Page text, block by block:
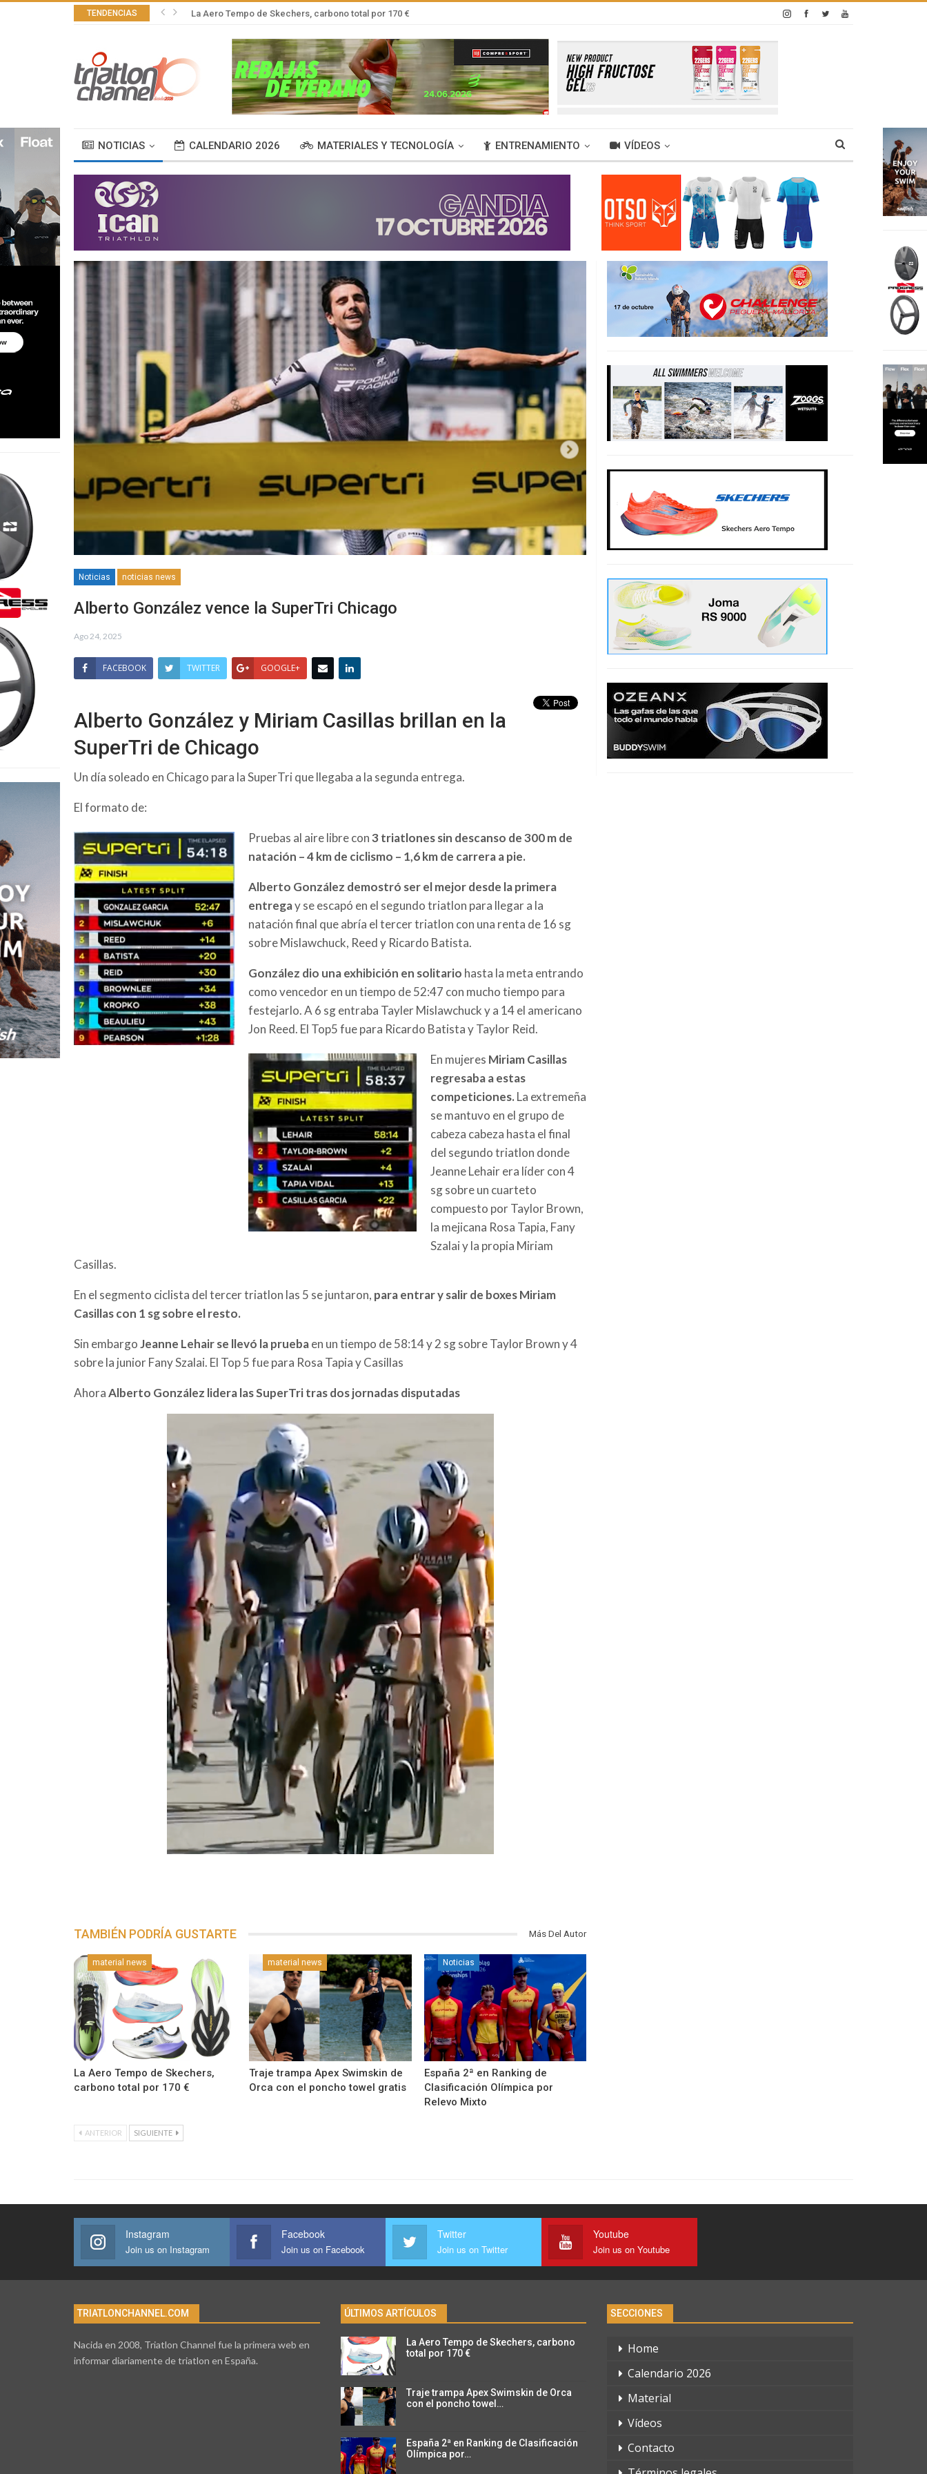
TENDENCIAS La Aero Tempo de Skechers, carbono total por 170 €
NOTICIAS CALENDARIO 2026 MATERIALES Y TECNOLOGÍA ENTRENAMIENTO VÍDEOS
Noticias noticias news
Alberto González vence la SuperTri Chicago
Ago 24, 2025
FACEBOOK TWITTER GOOGLE+
Alberto González y Miriam Casillas brillan en la
SuperTri de Chicago
Un día soleado en Chicago para la SuperTri que llegaba a la segunda entrega.
El formato de:
Pruebas al aire libre con3 triatlones sin descanso de 300 m de
natación – 4 km de ciclismo – 1,6 km de carrera a pie.
Alberto González demostró ser el mejor desde la primera
entregay se escapó en el segundo triatlon para llegar a la
natación final que abría el tercer triatlon con una renta de 16 sg
sobre Mislawchuck, Reed y Ricardo Batista.
González dio una exhibición en solitario hasta la meta entrando
como vencedor en un tiempo de 52:47 con mucho tiempo para
festejarlo. A 6 sg entraba Tayler Mislawchuck y a 14 el americano
Jon Reed. El Top5 fue para Ricardo Batista y Taylor Reid.
En mujeres Miriam Casillas
regresaba a estas
competiciones. La extremeña
se mantuvo en el grupo de
cabeza cabeza hasta el final
del segundo triatlon donde
Jeanne Lehair era líder con 4
sg sobre un cuarteto
compuesto por Taylor Brown,
la mejicana Rosa Tapia, Fany
Szalai y la propia Miriam
Casillas.
En el segmento ciclista del tercer triatlon las 5 se juntaron, para entrar y salir de boxes Miriam
Casillas con 1 sg sobre el resto.
Sin embargoJeanne Lehair se llevó la pruebaen un tiempo de 58:14 y 2 sg sobre Taylor Brown y 4
sobre la junior Fany Szalai. El Top 5 fue para Rosa Tapia y Casillas
AhoraAlberto González lidera las SuperTri tras dos jornadas disputadas
TAMBIÉN PODRÍA GUSTARTE Más Del Autor
material news
La Aero Tempo de Skechers,
carbono total por 170 €
material news
Traje trampa Apex Swimskin de
Orca con el poncho towel gratis
Noticias
España 2ª en Ranking de
Clasificación Olímpica por
Relevo Mixto
ANTERIOR SIGUIENTE
Instagram
Join us on Instagram
Facebook
Join us on Facebook
Twitter
Join us on Twitter
Youtube
Join us on Youtube
TRIATLONCHANNEL.COM
Nacida en 2008, Triatlon Channel fue la primera web en
informar diariamente de triatlon en España.
ÚLTIMOS ARTÍCULOS
La Aero Tempo de Skechers, carbono
total por 170 €
Traje trampa Apex Swimskin de Orca
con el poncho towel…
España 2ª en Ranking de Clasificación
Olímpica por…
SECCIONES
Home
Calendario 2026
Material
Vídeos
Contacto